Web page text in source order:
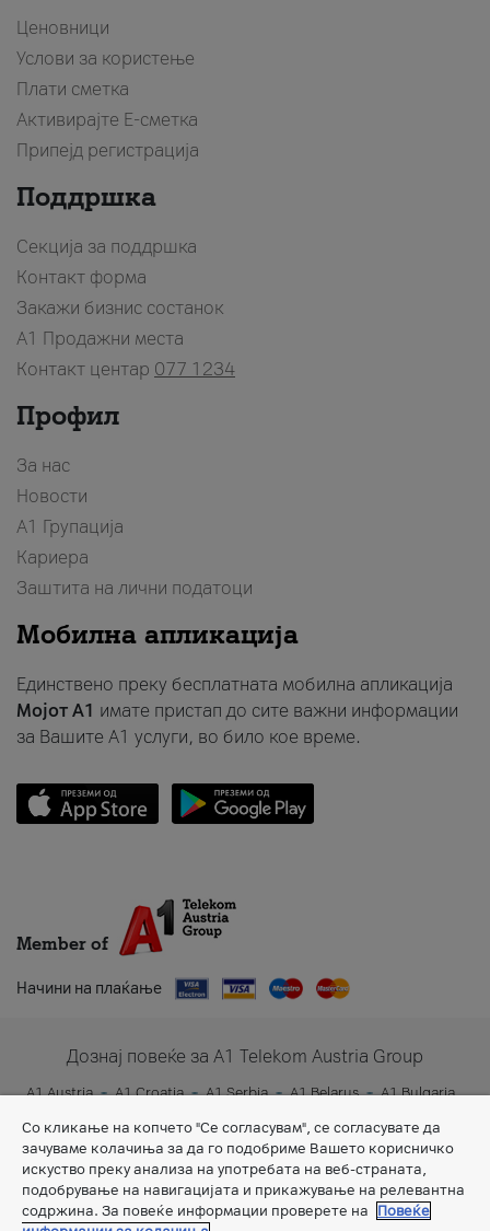
Ценовници
Услови за користење
Плати сметка
Активирајте Е-сметка
Припејд регистрација
Поддршка
Секција за поддршка
Контакт форма
Закажи бизнис состанок
A1 Продажни места
Контакт центар 077 1234
Профил
За нас
Новости
А1 Групација
Кариера
Заштита на лични податоци
Мобилна апликација
Единствено преку бесплатната мобилна апликација
Мојот A1 имате пристап до сите важни информации
за Вашите A1 услуги, во било кое време.
Member of
Начини на плаќање
Дознај повеќе за A1 Telekom Austria Group
A1 Austria A1 Croatia A1 Serbia A1 Belarus
A1 Bulgaria
Со кликање на копчето "Се согласувам", се согласувате да
зачуваме колачиња за да го подобриме Вашето корисничко
искуство преку анализа на употребата на веб-страната,
подобрување на навигацијата и прикажување на релевантна
содржина. За повеќе информации проверете на
Повеќе